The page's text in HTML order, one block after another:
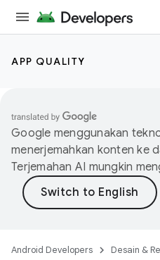
APP QUALITY
Google menggunakan
menerjemahkan konten ke
Terjemahan AI mungkin
Android Developers Desain &